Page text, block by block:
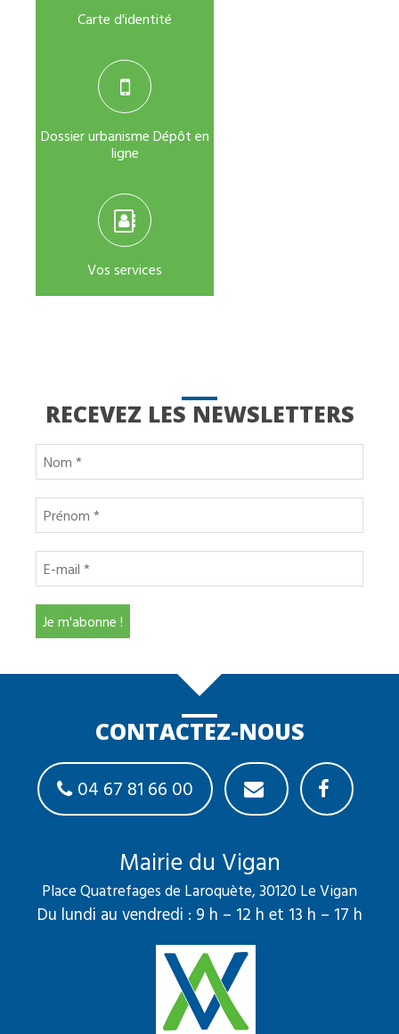
Carte d'identité
Dossier urbanisme Dépôt en
ligne
Vos services
RECEVEZ LES NEWSLETTERS
CONTACTEZ-NOUS
04 67 81 66 00
Mairie du Vigan
Place Quatrefages de Laroquète, 30120 Le Vigan
Du lundi au vendredi : 9 h – 12 h et 13 h – 17 h